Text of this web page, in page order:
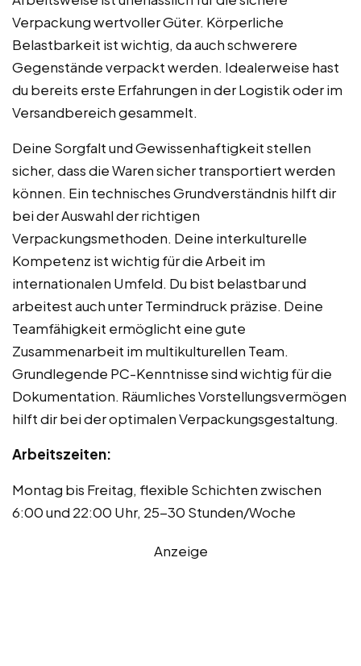
Verpackung wertvoller Güter. Körperliche
Belastbarkeit ist wichtig, da auch schwerere
Gegenstände verpackt werden. Idealerweise hast
du bereits erste Erfahrungen in der Logistik oder im
Versandbereich gesammelt.
Deine Sorgfalt und Gewissenhaftigkeit stellen
sicher, dass die Waren sicher transportiert werden
können. Ein technisches Grundverständnis hilft dir
bei der Auswahl der richtigen
Verpackungsmethoden. Deine interkulturelle
Kompetenz ist wichtig für die Arbeit im
internationalen Umfeld. Du bist belastbar und
arbeitest auch unter Termindruck präzise. Deine
Teamfähigkeit ermöglicht eine gute
Zusammenarbeit im multikulturellen Team.
Grundlegende PC-Kenntnisse sind wichtig für die
Dokumentation. Räumliches Vorstellungsvermögen
hilft dir bei der optimalen Verpackungsgestaltung.
Arbeitszeiten:
Montag bis Freitag, flexible Schichten zwischen
6:00 und 22:00 Uhr, 25-30 Stunden/Woche
Anzeige